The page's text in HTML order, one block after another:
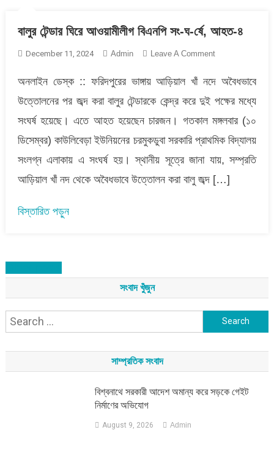
বালুর টেন্ডার ঘিরে আওয়ামীলীগ বিএনপি সং-ঘ-র্ষে, আহত-৪
December 11, 2024 Admin Leave A CommentOn
টেন্ডার
বিএনপি
সং-
র্ষে,
আহত-৪
অনলাইন ডেস্ক :: ফরিদপুরের ভাঙ্গায় আড়িয়াল খাঁ নদে অবৈধভাবে
উত্তোলনের পর জব্দ করা বালুর টেন্ডারকে কেন্দ্র করে দুই পক্ষের মধ্যে
সংঘর্ষ হয়েছে। এতে আহত হয়েছেন চারজন। গতকাল মঙ্গলবার (১০
ডিসেম্বর) কাউলিবেড়া ইউনিয়নের চরমুকডুবা সরকারি প্রাথমিক বিদ্যালয়
সংলগ্ন এলাকায় এ সংঘর্ষ হয়। স্থানীয় সূত্রে জানা যায়, সম্প্রতি
আড়িয়াল খাঁ নদ থেকে অবৈধভাবে উত্তোলন করা বালু জব্দ […]
বিস্তারিত পড়ুন
Posts
navigation
সংবাদ খুঁজুন
Search
সাম্প্রতিক সংবাদ
বিশ্বনাথে সরকারী আদেশ অমান্য করে সড়কে গেইট
নির্মাণের অভিযোগ
August 9, 2026 Admin